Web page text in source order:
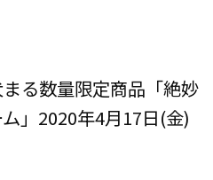
る数量限定商品「絶妙
」2020年4月17日(金)